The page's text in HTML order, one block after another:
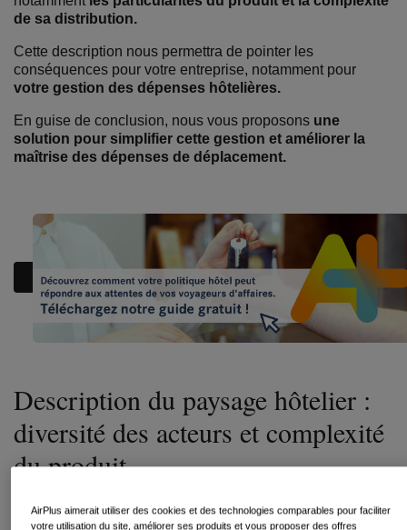
de sa distribution.
Cette description nous permettra de pointer les
conséquences pour votre entreprise, notamment pour
votre gestion des dépenses hôtelières.
En guise de conclusion, nous vous proposons une
solution pour simplifier cette gestion et améliorer la
maîtrise des dépenses de déplacement.
Description du paysage hôtelier :
diversité des acteurs et complexité
du produit
À quoi ressemble le marché hôtelier aujourd’hui ?
AirPlus aimerait utiliser des cookies et des technologies comparables pour faciliter
votre utilisation du site, améliorer ses produits et vous proposer des offres